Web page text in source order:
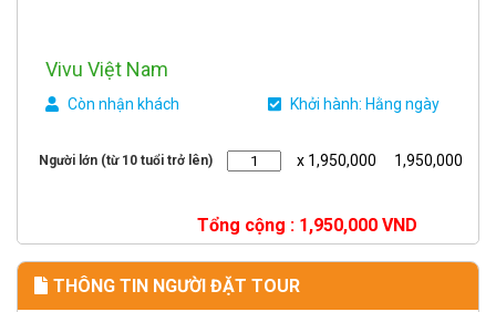
Vivu Việt Nam
Còn nhận khách Khởi hành: Hằng ngày
Người lớn (từ 10 tuổi trở lên) x 1,950,000 1,950,000
Tổng cộng : 1,950,000 VND
THÔNG TIN NGƯỜI ĐẶT TOUR